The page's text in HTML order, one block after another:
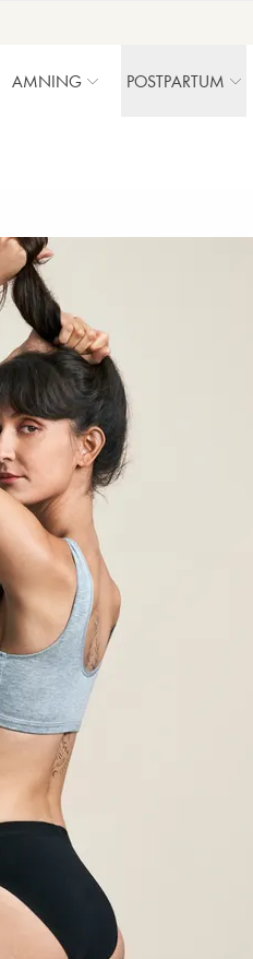
AMNING POSTPARTUM